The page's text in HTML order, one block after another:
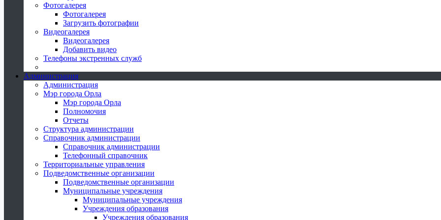
Фотогалерея
Фотогалерея
Загрузить фотографии
Видеогалерея
Видеогалерея
Добавить видео
Телефоны экстренных служб
Администрация
Администрация
Мэр города Орла
Мэр города Орла
Полномочия
Отчеты
Структура администрации
Справочник администрации
Справочник администрации
Телефонный справочник
Территориальные управления
Подведомственные организации
Подведомственные организации
Муниципальные учреждения
Муниципальные учреждения
Учреждения образования
Учреждения образования